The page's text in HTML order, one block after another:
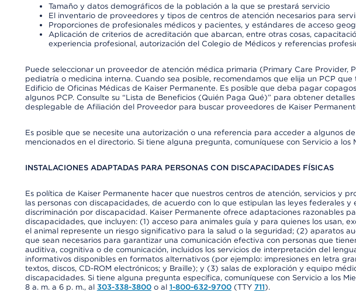
Tamaño y datos demográficos de la población a la que se prestará servicio
El inventario de proveedores y tipos de centros de atención necesarios para
Proporciones de profesionales médicos y pacientes, y estándares de acceso
Aplicación de criterios de acreditación que abarcan, entre otras cosas,
experiencia profesional, autorización del Colegio de Médicos y referencias
Puede seleccionar un proveedor de atención médica primaria (Primary Care Provider,
pediatría o medicina interna. Cuando sea posible, recomendamos que elija un PCP
Edificio de Oficinas Médicas de Kaiser Permanente. Es posible que deba pagar
algunos PCP. Consulte su “Lista de Beneficios (Quién Paga Qué)” para obtener
desplegable de Afiliación del Proveedor para buscar proveedores de Kaiser
Es posible que se necesite una autorización o una referencia para acceder a algunos
mencionados en el directorio. Si tiene alguna pregunta, comuníquese con Servicio a los
INSTALACIONES ADAPTADAS PARA PERSONAS CON DISCAPACIDADES FÍSICAS
Es política de Kaiser Permanente hacer que nuestros centros de atención, servicios y
las personas con discapacidades, de acuerdo con lo que estipulan las leyes federales y
discriminación por discapacidad. Kaiser Permanente ofrece adaptaciones razonables
discapacidades, que incluyen: (1) acceso para animales guía y para quienes los usan,
el animal represente un riesgo significativo para la salud o la seguridad; (2) aparatos
que sean necesarios para garantizar una comunicación efectiva con personas que
auditiva, cognitiva o de comunicación, incluidos los servicios de interpretación del
informativos disponibles en formatos alternativos (por ejemplo: impresiones en letra
textos, discos, CD-ROM electrónicos; y Braille); y (3) salas de exploración y equipo
discapacidades. Si tiene alguna pregunta específica, comuníquese con Servicio a los
8 a. m. a 6 p. m., al 303-338-3800o al 1-800-632-9700(TTY 711).